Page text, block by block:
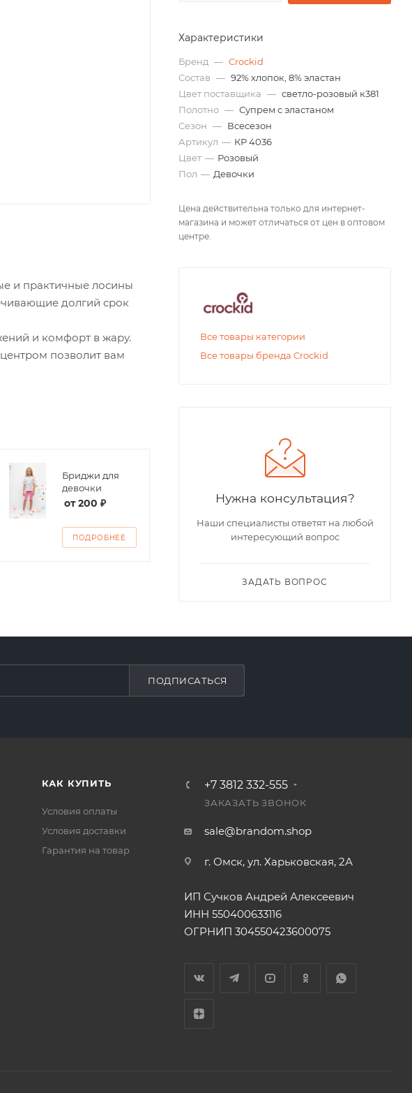
и практичные лосины
долгий срок
и комфорт в жару.
позволит вам
Бриджи для
девочки
от200 ₽
ПОДРОБНЕЕ
Футболка поло
от200 ₽
ПОДРОБНЕЕ
Характеристики
Бренд — Crockid
Состав — 92% хлопок, 8% эластан
Цвет поставщика — светло-розовый к381
Полотно — Супрем с эластаном
Сезон — Всесезон
Артикул — КР 4036
Цвет — Розовый
Пол — Девочки
Цена действительна только для интернет-
магазина и может отличаться от цен в оптовом
центре.
Все товары категории
Все товары бренда Crockid
Нужна консультация?
Наши специалисты ответят на любой
интересующий вопрос
ЗАДАТЬ ВОПРОС
ПОДПИСАТЬСЯ
КАК КУПИТЬ
Условия оплаты
Условия доставки
Гарантия на товар
+7 3812 332-555
ЗАКАЗАТЬ ЗВОНОК
sale@brandom.shop
г. Омск, ул. Харьковская, 2А
ИП Сучков Андрей Алексеевич
ИНН 550400633116
ОГРНИП 304550423600075